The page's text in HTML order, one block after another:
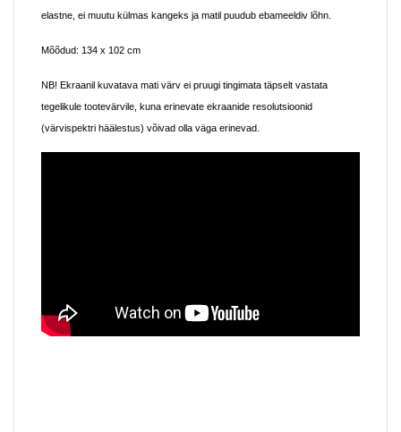
elastne, ei muutu külmas kangeks ja matil puudub ebameeldiv lõhn.
Mõõdud: 134 x 102 cm
NB! Ekraanil kuvatava mati värv ei pruugi tingimata täpselt vastata
tegelikule tootevärvile, kuna erinevate ekraanide resolutsioonid
(värvispektri häälestus) võivad olla väga erinevad.